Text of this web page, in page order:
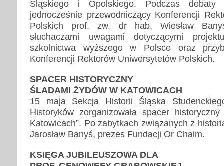
Śląskiego i Opolskiego. Podczas
jednocześnie przewodniczący Konferencji
Polskich prof. zw. dr hab. Wiesław
słuchaczami uwagami dotyczącymi
szkolnictwa wyższego w Polsce oraz
Konferencji Rektorów Uniwersytetów Polskich.
SPACER HISTORYCZNY
ŚLADAMI ŻYDÓW W KATOWICACH
15 maja Sekcja Historii Śląska
Historyków zorganizowała spacer
Katowicach”. Po zabytkach związanych z
Jarosław Banyś, prezes Fundacji Or Chaim.
KSIĘGA JUBILEUSZOWA DLA